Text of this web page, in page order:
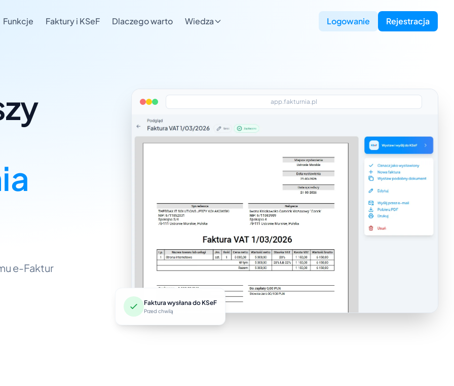
Funkcje Faktury i KSeF Dlaczego warto Wiedza Logowanie Rejestracja
faktur
e-Faktur
app.fakturnia.pl
Faktura wysłana do KSeF
Przed chwilą